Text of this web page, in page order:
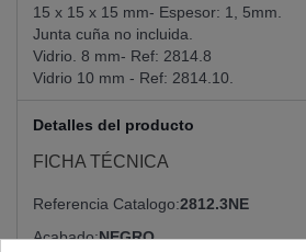
15 x 15 x 15 mm- Espesor: 1, 5mm.
Junta cuña no incluida.
Vidrio. 8 mm- Ref: 2814.8
Vidrio 10 mm - Ref: 2814.10.
Detalles del producto
FICHA TÉCNICA
Referencia Catalogo 2812.3NE
Acabado NEGRO